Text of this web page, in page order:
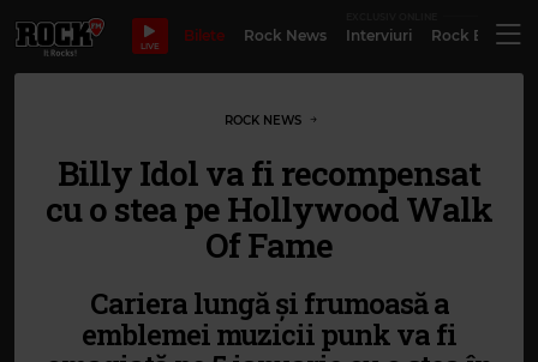
LIVE
Bilete Rock News Interviuri Rock
ROCK NEWS
Billy Idol va fi recompensat
cu o stea pe Hollywood Walk
Of Fame
Cariera lungă și frumoasă a
emblemei muzicii punk va fi